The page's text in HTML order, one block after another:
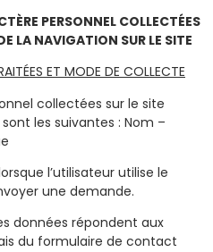
PERSONNEL COLLECTÉES
LA NAVIGATION SUR LE SITE
ET MODE DE COLLECTE
collectées sur le site
les suivantes : Nom –
l’utilisateur utilise le
une demande.
données répondent aux
du formulaire de contact